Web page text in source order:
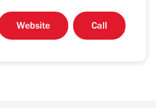
Website Call